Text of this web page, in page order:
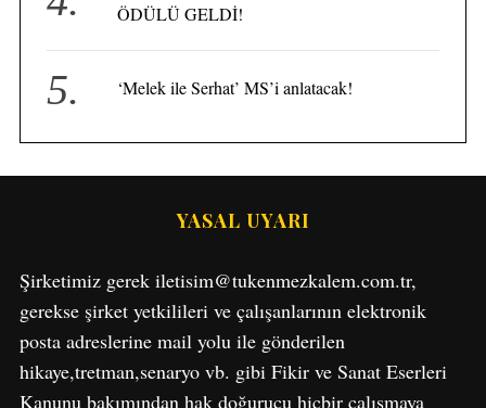
ÖDÜLÜ GELDİ!
‘Melek ile Serhat’ MS’i anlatacak!
YASAL UYARI
Şirketimiz gerek iletisim@tukenmezkalem.com.tr,
gerekse şirket yetkilileri ve çalışanlarının elektronik
posta adreslerine mail yolu ile gönderilen
hikaye,tretman,senaryo vb. gibi Fikir ve Sanat Eserleri
Kanunu bakımından hak doğurucu hiçbir çalışmaya
r
h
f
o
r